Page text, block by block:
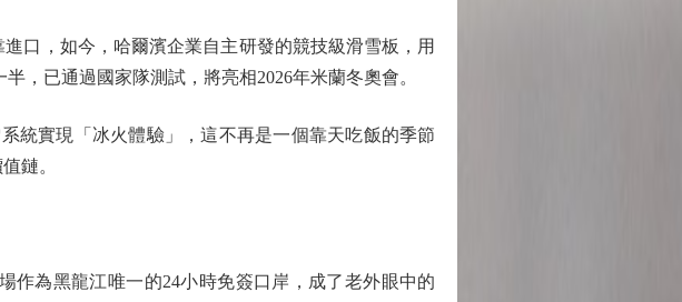
，如今，哈爾濱企業自主研發的競技級滑雪板，用
，已通過國家隊測試，將亮相2026年米蘭冬奧會。
實現「冰火體驗」，這不再是一個靠天吃飯的季節
鏈。
為黑龍江唯一的24小時免簽口岸，成了老外眼中的